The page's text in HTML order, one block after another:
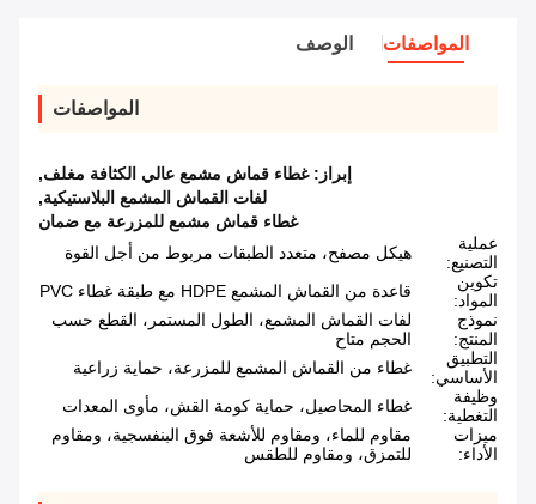
المواصفات الوصف
المواصفات
إبراز:غطاء قماش مشمع عالي الكثافة مغلف,
لفات القماش المشمع البلاستيكية,
غطاء قماش مشمع للمزرعة مع ضمان
عملية
التصنيع:
هيكل مصفح، متعدد الطبقات مربوط من أجل القوة
تكوين
المواد:
قاعدة من القماش المشمع HDPE مع طبقة غطاء PVC
نموذج
المنتج:
لفات القماش المشمع، الطول المستمر، القطع حسب
الحجم متاح
التطبيق
الأساسي:
غطاء من القماش المشمع للمزرعة، حماية زراعية
وظيفة
التغطية:
غطاء المحاصيل، حماية كومة القش، مأوى المعدات
ميزات
الأداء:
مقاوم للماء، ومقاوم للأشعة فوق البنفسجية، ومقاوم
للتمزق، ومقاوم للطقس